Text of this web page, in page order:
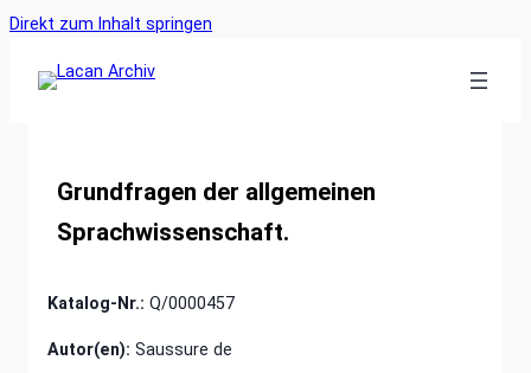
Direkt zum Inhalt springen
Grundfragen der allgemeinen
Sprachwissenschaft.
Katalog-Nr.: Q/0000457
Autor(en): Saussure de